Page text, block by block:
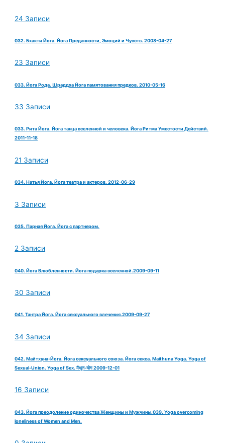
24 Записи
032. Бхакти Йога. Йога Преданности, Эмоций и Чувств. 2008-04-27
23 Записи
033. Йога Рода. Шраддха Йога памятования предков. 2010-05-16
33 Записи
033. Рита Йога. Йога танца вселенной и человека. Йога Ритма Уместости Действий.
2011-11-18
21 Записи
034. Натья Йога. Йога театра и актеров. 2012-06-29
3 Записи
035. Парная Йога. Йога с партнером.
2 Записи
040. Йога Влюбленности. Йога подарка вселенной.2009-09-11
30 Записи
041. Тантра Йога. Йога сексуального влечения.2009-09-27
34 Записи
042. Майтхуна-Йога. Йога сексуального союза. Йога секса. Maithuna Yoga. Yoga of
Sexual-Union. Yoga of Sex. मैथुन-योग 2009-12-01
16 Записи
043. Йога преодоление одиночества Женщины и Мужчины.039. Yoga overcoming
loneliness of Women and Men.